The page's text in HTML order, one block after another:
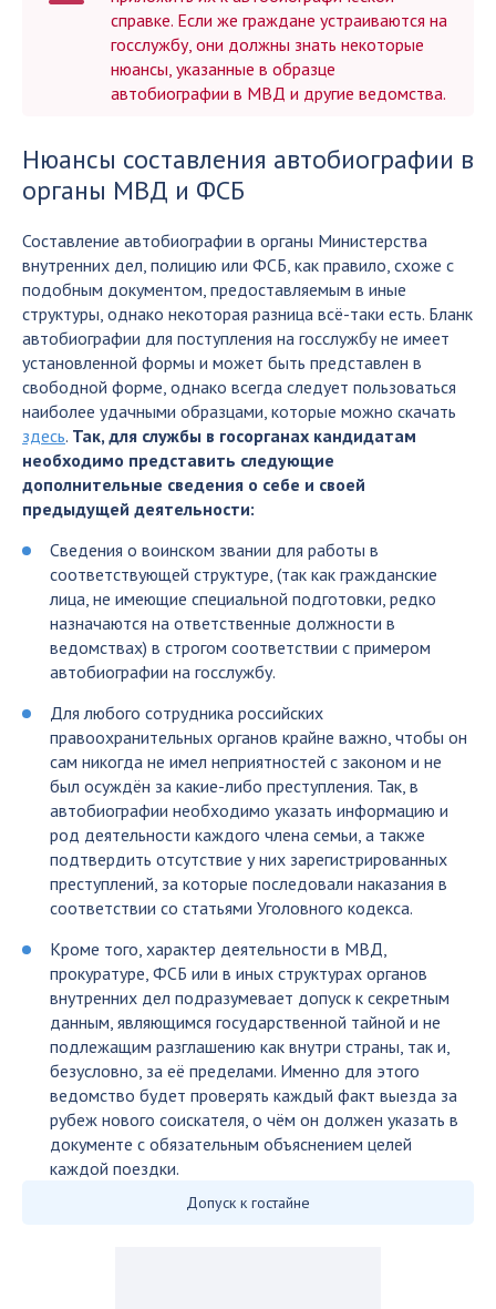
справке. Если же граждане устраиваются на
госслужбу, они должны знать некоторые
нюансы, указанные в образце
автобиографии в МВД и другие ведомства.
Нюансы составления автобиографии в
органы МВД и ФСБ
Составление автобиографии в органы Министерства
внутренних дел, полицию или ФСБ, как правило, схоже с
подобным документом, предоставляемым в иные
структуры, однако некоторая разница всё-таки есть. Бланк
автобиографии для поступления на госслужбу не имеет
установленной формы и может быть представлен в
свободной форме, однако всегда следует пользоваться
наиболее удачными образцами, которые можно скачать
здесь. Так, для службы в госорганах кандидатам
необходимо представить следующие
дополнительные сведения о себе и своей
предыдущей деятельности:
Сведения о воинском звании для работы в
соответствующей структуре, (так как гражданские
лица, не имеющие специальной подготовки, редко
назначаются на ответственные должности в
ведомствах) в строгом соответствии с примером
автобиографии на госслужбу.
Для любого сотрудника российских
правоохранительных органов крайне важно, чтобы он
сам никогда не имел неприятностей с законом и не
был осуждён за какие-либо преступления. Так, в
автобиографии необходимо указать информацию и
род деятельности каждого члена семьи, а также
подтвердить отсутствие у них зарегистрированных
преступлений, за которые последовали наказания в
соответствии со статьями Уголовного кодекса.
Кроме того, характер деятельности в МВД,
прокуратуре, ФСБ или в иных структурах органов
внутренних дел подразумевает допуск к секретным
данным, являющимся государственной тайной и не
подлежащим разглашению как внутри страны, так и,
безусловно, за её пределами. Именно для этого
ведомство будет проверять каждый факт выезда за
рубеж нового соискателя, о чём он должен указать в
документе с обязательным объяснением целей
каждой поездки.
Допуск к гостайне